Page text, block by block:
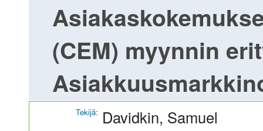
(CEM) myynnin
Tekijä: Davidkin, Samuel